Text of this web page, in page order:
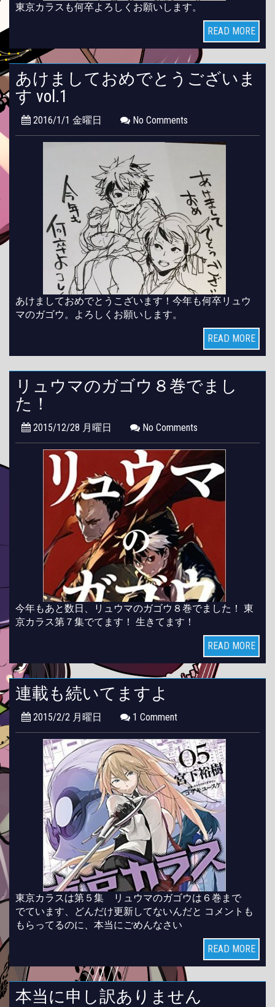
東京カラスも何卒よろしくお願いします。
READ MORE
あけましておめでとうございま
す vol.1
2016/1/1 金曜日 No Comments
あけましておめでとうこざいます！今年も何卒リュウ
マのガゴウ。よろしくお願いします。
READ MORE
リュウマのガゴウ８巻でまし
た！
2015/12/28 月曜日 No Comments
今年もあと数日、リュウマのガゴウ８巻でました！ 東
京カラス第７集でてます！ 生きてます！
READ MORE
連載も続いてますよ
2015/2/2 月曜日 1 Comment
東京カラスは第５集 リュウマのガゴウは６巻まで
でています、どんだけ更新してないんだと コメントも
もらってるのに、本当にごめんなさい
READ MORE
本当に申し訳ありません